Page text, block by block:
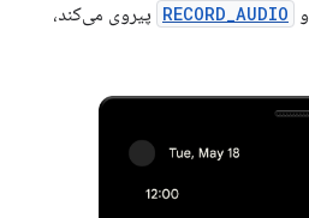
و RECORD_AUDIO پیروی می‌کند،